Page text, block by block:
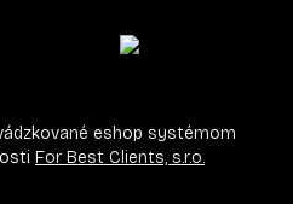
eshop systémom
For Best Clients, s.r.o.